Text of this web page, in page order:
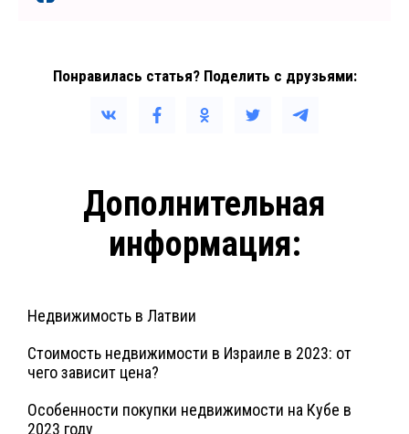
Понравилась статья? Поделить с друзьями:
Дополнительная
информация:
Недвижимость в Латвии
Стоимость недвижимости в Израиле в 2023: от
чего зависит цена?
Особенности покупки недвижимости на Кубе в
2023 году